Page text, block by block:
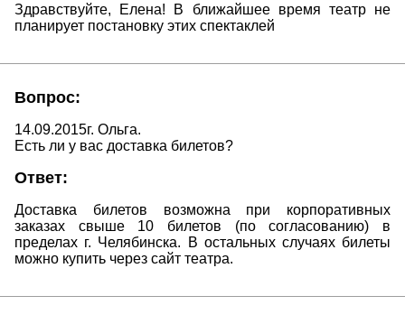
Здравствуйте, Елена! В ближайшее время театр не
планирует постановку этих спектаклей
Вопрос:
14.09.2015г. Ольга.
Есть ли у вас доставка билетов?
Ответ:
Доставка билетов возможна при корпоративных
заказах свыше 10 билетов (по согласованию) в
пределах г. Челябинска. В остальных случаях билеты
можно купить через сайт театра.